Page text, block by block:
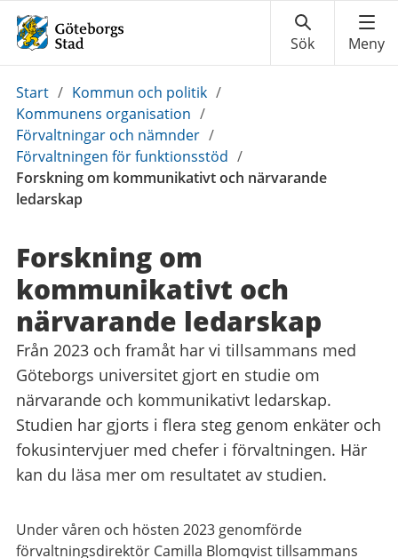
Du
är
här:
Start / Kommun och politik /
Kommunens organisation /
Förvaltningar och nämnder /
Förvaltningen för funktionsstöd /
Forskning om kommunikativt och närvarande
ledarskap
Forskning om
kommunikativt och
närvarande ledarskap
Från 2023 och framåt har vi tillsammans med
Göteborgs universitet gjort en studie om
närvarande och kommunikativt ledarskap.
Studien har gjorts i flera steg genom enkäter och
fokusintervjuer med chefer i förvaltningen. Här
kan du läsa mer om resultatet av studien.
Under våren och hösten 2023 genomförde
förvaltningsdirektör Camilla Blomqvist tillsammans